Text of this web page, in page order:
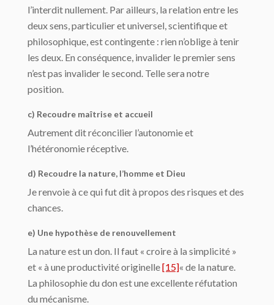
l’interdit nullement. Par ailleurs, la relation entre les
deux sens, particulier et universel, scientifique et
philosophique, est contingente : rien n’oblige à tenir
les deux. En conséquence, invalider le premier sens
n’est pas invalider le second. Telle sera notre
position.
c) Recoudre maîtrise et accueil
Autrement dit réconcilier l’autonomie et
l’hétéronomie réceptive.
d) Recoudre la nature, l’homme et Dieu
Je renvoie à ce qui fut dit à propos des risques et des
chances.
e) Une hypothèse de renouvellement
La nature est un don. Il faut « croire à la simplicité »
et « à une productivité originelle[15]« de la nature.
La philosophie du don est une excellente réfutation
du mécanisme.